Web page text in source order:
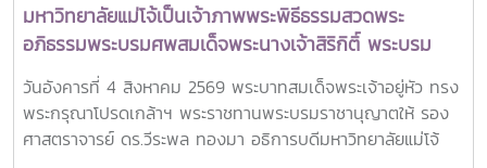
มหาวิทยาลัยแม่โจ้เป็นเจ้าภาพพระพิธีธรรมสวดพระ
อภิธรรมพระบรมศพสมเด็จพระนางเจ้าสิริกิติ์ พระบรม
ราชินีนาถ พระบรมราชชนนีพันปีหลวง พร้อมเข้ากราบ
ถวายบังคมพระศพ สมเด็จพระเจ้าลูกเธอ เจ้าฟ้าพัชรกิติยา
ภา นเรนทิราเทพยวดี กรมหลวงราชสาริณีสิริพัชร มหา
วันอังคารที่ 4 สิงหาคม 2569 พระบาทสมเด็จพระเจ้าอยู่หัว ทรง
พระกรุณาโปรดเกล้าฯ พระราชทานพระบรมราชานุญาตให้ รอง
ศาสตราจารย์ ดร.วีระพล ทองมา อธิการบดีมหาวิทยาลัยแม่โจ้